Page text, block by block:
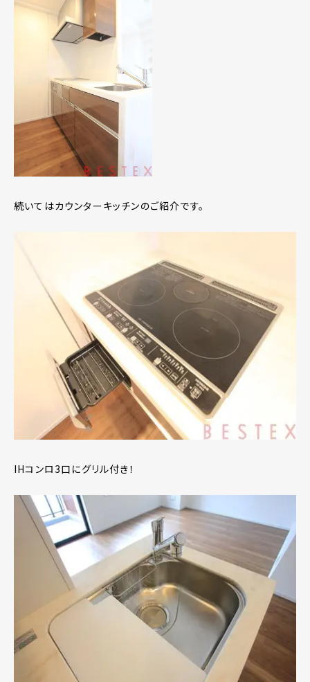
続いてはカウンターキッチンのご紹介です。
IHコンロ3口にグリル付き！